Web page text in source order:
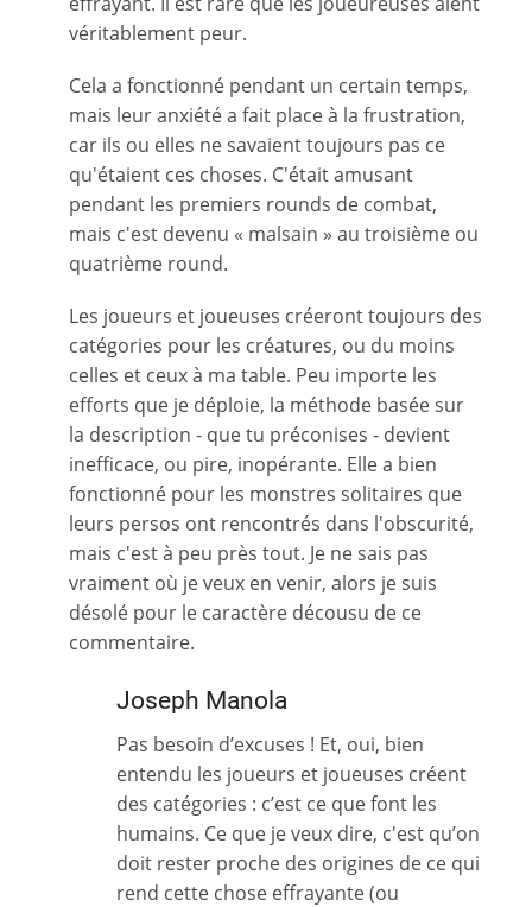
véritablement peur.
Cela a fonctionné pendant un certain temps,
mais leur anxiété a fait place à la frustration,
car ils ou elles ne savaient toujours pas ce
qu'étaient ces choses. C'était amusant
pendant les premiers rounds de combat,
mais c'est devenu « malsain » au troisième ou
quatrième round.
Les joueurs et joueuses créeront toujours des
catégories pour les créatures, ou du moins
celles et ceux à ma table. Peu importe les
efforts que je déploie, la méthode basée sur
la description - que tu préconises - devient
inefficace, ou pire, inopérante. Elle a bien
fonctionné pour les monstres solitaires que
leurs persos ont rencontrés dans l'obscurité,
mais c'est à peu près tout. Je ne sais pas
vraiment où je veux en venir, alors je suis
désolé pour le caractère décousu de ce
commentaire.
Joseph Manola
Pas besoin d’excuses ! Et, oui, bien
entendu les joueurs et joueuses créent
des catégories : c’est ce que font les
humains. Ce que je veux dire, c'est qu’on
doit rester proche des origines de ce qui
rend cette chose effrayante (ou